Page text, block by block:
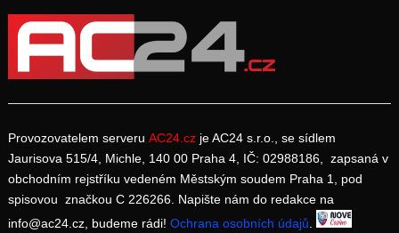
Provozovatelem serveru AC24.cz je AC24 s.r.o., se sídlem
Jaurisova 515/4, Michle, 140 00 Praha 4, IČ: 02988186, zapsaná v
obchodním rejstříku vedeném Městským soudem Praha 1, pod
spisovou značkou C 226266. Napište nám do redakce na
info@ac24.cz, budeme rádi! Ochrana osobních údajů